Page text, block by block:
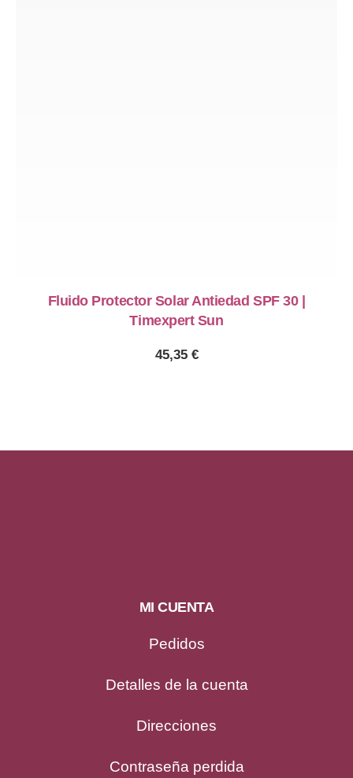
Fluido Protector Solar Antiedad SPF 30 |
Timexpert Sun
45,35 €
MI CUENTA
Pedidos
Detalles de la cuenta
Direcciones
Contraseña perdida